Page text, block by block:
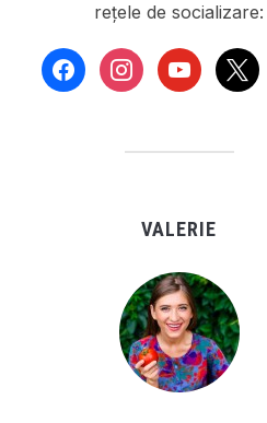
rețele de socializare:
facebookinstagramyoutube
x
VALERIE